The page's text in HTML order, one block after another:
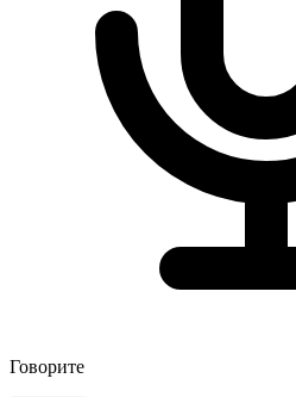
Говорите